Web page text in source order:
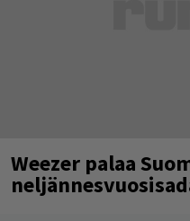
Weezer palaa